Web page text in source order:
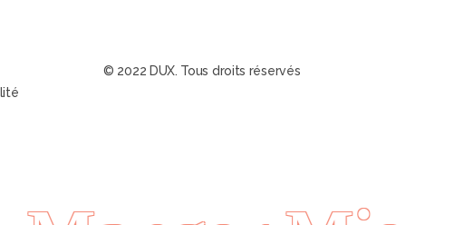
© 2022 DUX. Tous droits réservés